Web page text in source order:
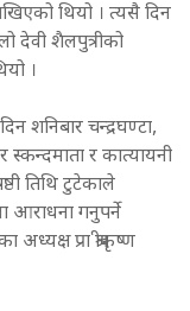
थियो । त्यसै दिन
देवी शैलपुत्रीको
।
शनिबार चन्द्रघण्टा,
स्कन्दमाता र कात्यायनी
तिथि टुटेकाले
आराधना गनुपर्ने
प्रा श्रीकृष्ण